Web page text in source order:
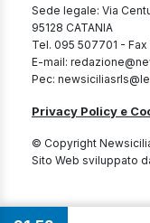
Sede legale: Via
95128 CATANIA
Tel. 095 507701 -
E-mail:
Pec:
Privacy Policy e
© Copyright
Sito Web sviluppato